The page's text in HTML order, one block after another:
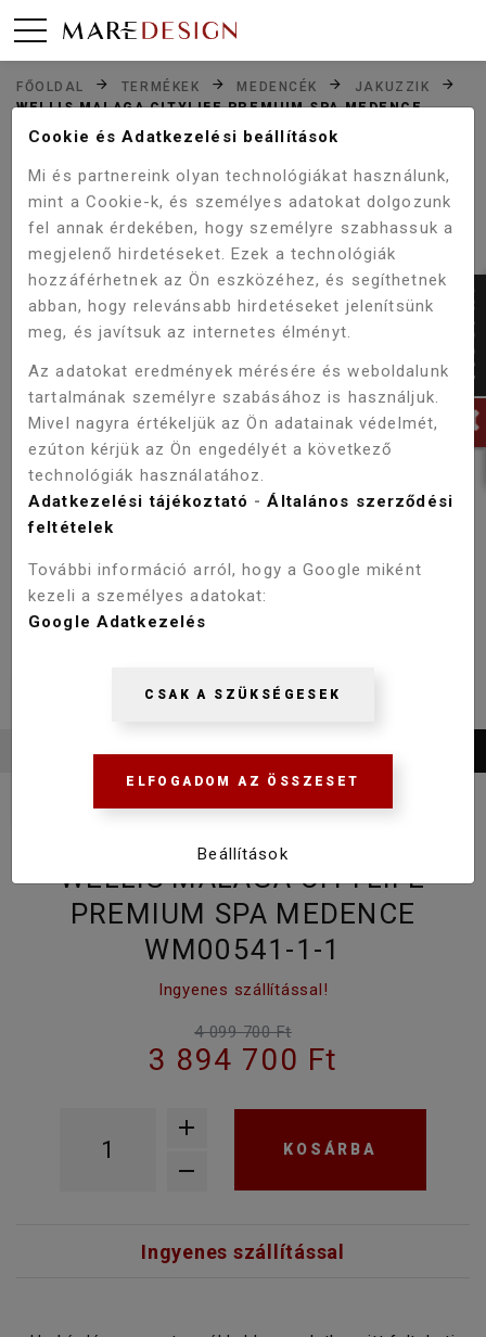
FŐOLDAL TERMÉKEK MEDENCÉK
JAKUZZIK
WELLIS MALAGA CITYLIFE PREMIUM SPA MEDENCE
WM00541-1-1
Akció! -5%
WELLIS MALAGA CITYLIFE
PREMIUM SPA MEDENCE
WM00541-1-1
Ingyenes szállítással!
4 099 700 Ft
3 894 700 Ft
KOSÁRBA
Ingyenes szállítással
Cookie és Adatkezelési beállítások
Mi és partnereink olyan technológiákat használunk,
mint a Cookie-k, és személyes adatokat dolgozunk
fel annak érdekében, hogy személyre szabhassuk a
megjelenő hirdetéseket. Ezek a technológiák
hozzáférhetnek az Ön eszközéhez, és segíthetnek
abban, hogy relevánsabb hirdetéseket jelenítsünk
meg, és javítsuk az internetes élményt.
Az adatokat eredmények mérésére és weboldalunk
tartalmának személyre szabásához is használjuk.
Mivel nagyra értékeljük az Ön adatainak védelmét,
ezúton kérjük az Ön engedélyét a következő
technológiák használatához.
Adatkezelési tájékoztató -Általános szerződési
feltételek
További információ arról, hogy a Google miként
kezeli a személyes adatokat:
Google Adatkezelés
CSAK A SZÜKSÉGESEK
ELFOGADOM AZ ÖSSZESET
Beállítások